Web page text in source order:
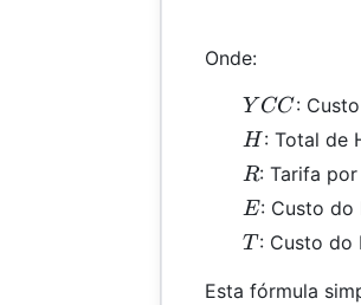
Onde:
YCC
Y CC:
H
H : Total de
R
R: Tarifa
E
E: Custo do
T
T : Custo do
Esta fórmula